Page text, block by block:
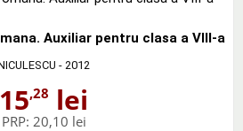
Auxiliar pentru clasa a VIII-a
- 2012
15,28 lei
PRP: 20,10 lei